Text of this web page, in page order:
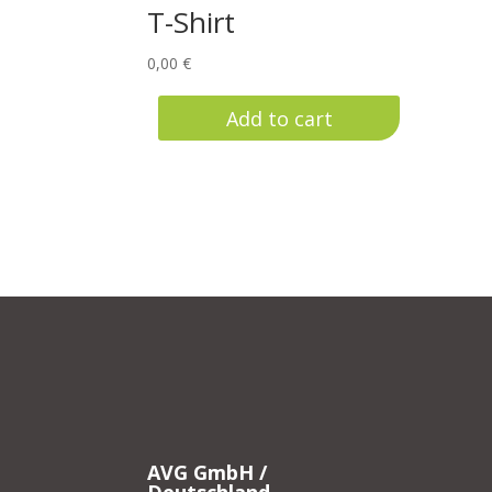
T-Shirt
0,00€
Add to cart
AVG GmbH /